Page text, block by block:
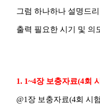
그럼 하나하나 설명드
출력 필요한 시기 및 의
1. 1~4장 보충자료(4회
@1 장 보충자료(4회 시